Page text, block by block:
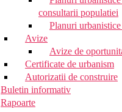
consultarii populatiei
Planuri
Avize
Avize de
Certificate de urbanism
Autorizatii de construire
Buletin informativ
Rapoarte